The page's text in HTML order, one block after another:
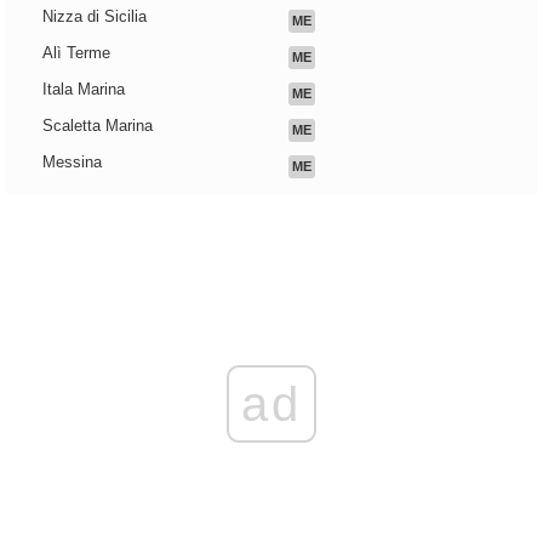
Nizza di Sicilia ME
Alì Terme ME
Itala Marina ME
Scaletta Marina ME
Messina ME
ad